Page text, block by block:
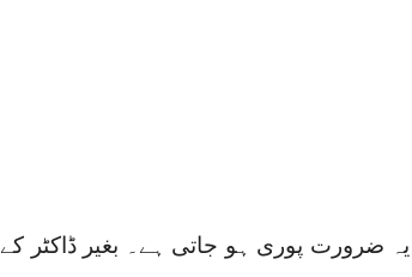
ضرورت پوری ہو جاتی ہے۔ بغیر ڈاکٹر کے